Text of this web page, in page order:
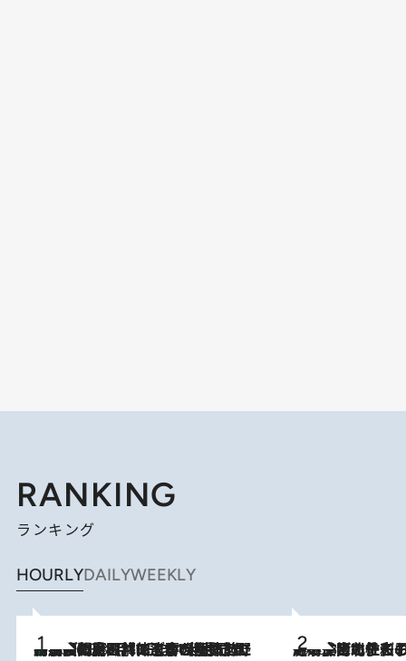
RANKING
ランキング
HOURLYDAILYWEEKLY
2026.8.8
「最後に見られてよかった」上野動物園の東園パンダ舎が解体前に特別公開。8月16日まで延長されたパネル展と共に辿る“半世紀”のパンダ飼育《解体工事の図面あり》 2026.8.3
《「文士の子ども被害者の会」発足！》阿川佐和子（72）が語る遠藤周作に北杜夫、劇作家・矢代静一の子どもたちの“文豪プライベート事件簿”